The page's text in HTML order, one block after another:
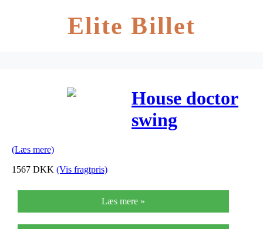
Elite Billet
House doctor
swing
cm)
(Læs mere)
1567 DKK (Vis fragtpris)
Læs mere »